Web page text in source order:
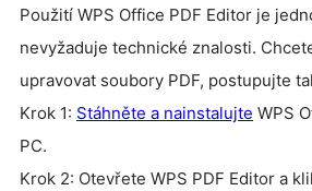
Použití WPS Office PDF Editor je
nevyžaduje technické znalosti.
upravovat soubory PDF, postupujte
Krok 1: Stáhněte a nainstalujte WPS
PC.
Krok 2: Otevřete WPS PDF Editor a